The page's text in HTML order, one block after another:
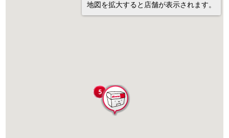
地図を拡大すると店舗が表示されます。